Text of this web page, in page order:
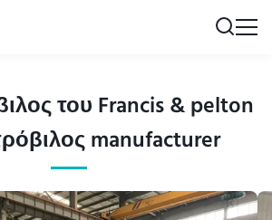
του Francis & pelton
manufacturer